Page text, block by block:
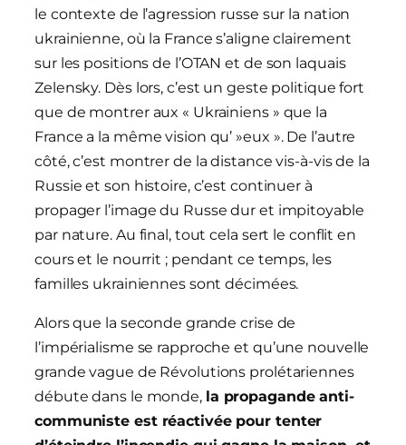
le contexte de l’agression russe sur la nation
ukrainienne, où la France s’aligne clairement
sur les positions de l’OTAN et de son laquais
Zelensky. Dès lors, c’est un geste politique fort
que de montrer aux « Ukrainiens » que la
France a la même vision qu’ »eux ». De l’autre
côté, c’est montrer de la distance vis-à-vis de la
Russie et son histoire, c’est continuer à
propager l’image du Russe dur et impitoyable
par nature. Au final, tout cela sert le conflit en
cours et le nourrit ; pendant ce temps, les
familles ukrainiennes sont décimées.
Alors que la seconde grande crise de
l’impérialisme se rapproche et qu’une nouvelle
grande vague de Révolutions prolétariennes
débute dans le monde, la propagande anti-
communiste est réactivée pour tenter